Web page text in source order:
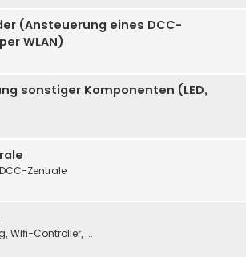
(Ansteuerung eines DCC-
WLAN)
sonstiger Komponenten (LED,
Zentrale
Wifi-Controller, ...